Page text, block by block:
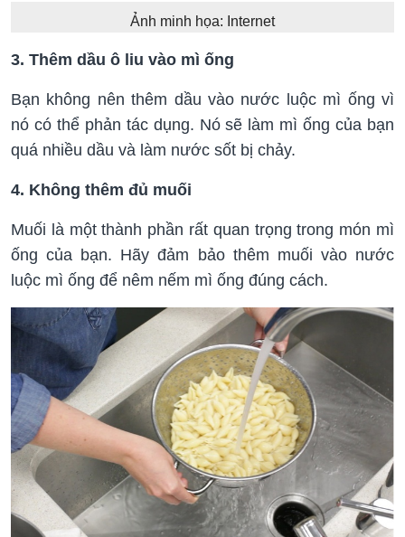
Ảnh minh họa: Internet
3. Thêm dầu ô liu vào mì ống
Bạn không nên thêm dầu vào nước luộc mì ống vì
nó có thể phản tác dụng. Nó sẽ làm mì ống của bạn
quá nhiều dầu và làm nước sốt bị chảy.
4. Không thêm đủ muối
Muối là một thành phần rất quan trọng trong món mì
ống của bạn. Hãy đảm bảo thêm muối vào nước
luộc mì ống để nêm nếm mì ống đúng cách.